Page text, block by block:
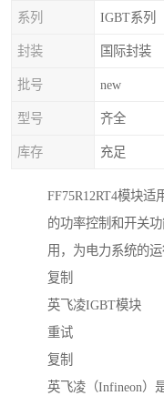
系列 IGBT系列
封装 国际封装
批号 new
型号 齐全
库存 充足
FF75R12RT4模块
的功率控制和开关
用，为电力系统的运
复制
英飞凌IGBT模块
重试
复制
英飞凌（Infineon）